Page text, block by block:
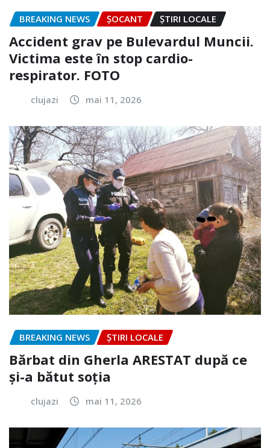
BREAKING NEWS ȘOCANT ȘTIRI LOCALE
Accident grav pe Bulevardul Muncii.
Victima este în stop cardio-
respirator. FOTO
clujazi mai 11, 2026
BREAKING NEWS ȘTIRI LOCALE
Bărbat din Gherla ARESTAT după ce
și-a bătut soția
clujazi mai 11, 2026